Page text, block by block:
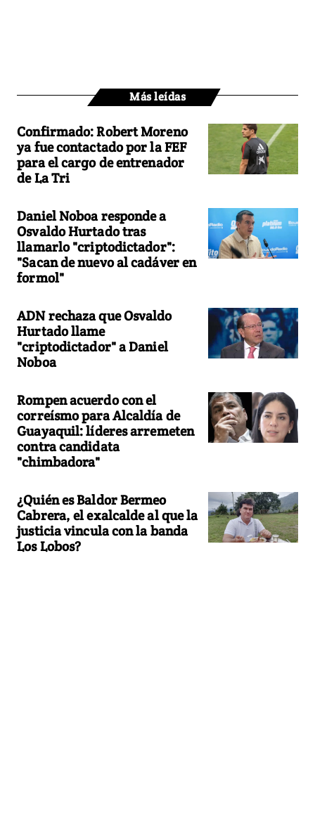
Más leídas
Confirmado: Robert Moreno
ya fue contactado por la FEF
para el cargo de entrenador
de La Tri
Daniel Noboa responde a
Osvaldo Hurtado tras
llamarlo "criptodictador":
"Sacan de nuevo al cadáver en
formol"
ADN rechaza que Osvaldo
Hurtado llame
"criptodictador" a Daniel
Noboa
Rompen acuerdo con el
correísmo para Alcaldía de
Guayaquil: líderes arremeten
contra candidata
"chimbadora"
¿Quién es Baldor Bermeo
Cabrera, el exalcalde al que la
justicia vincula con la banda
Los Lobos?